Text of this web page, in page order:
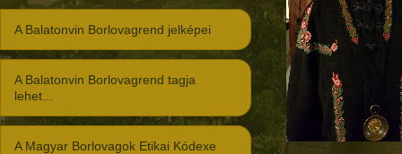
A Balatonvin Borlovagrend jelképei
A Balatonvin Borlovagrend tagja
lehet...
A Magyar Borlovagok Etikai Kódexe